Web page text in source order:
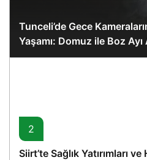
Tunceli’de Gece
Yaşamı: Domuz ile Boz Ayı
2
Siirt’te Sağlık Yatırımları